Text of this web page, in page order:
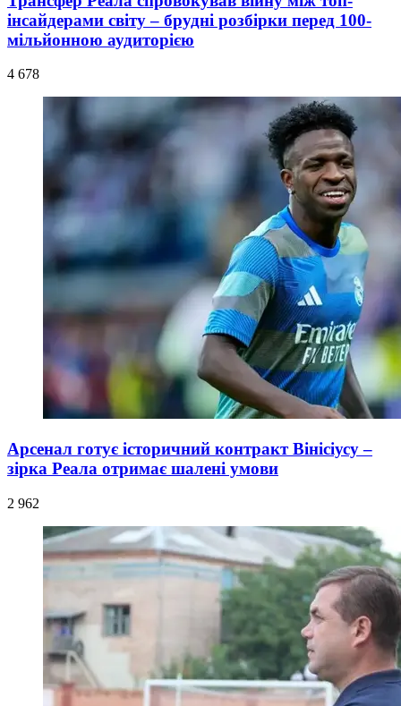
інсайдерами світу – брудні розбірки перед 100-
мільйонною аудиторією
4 678
Арсенал готує історичний контракт Вінісіусу –
зірка Реала отримає шалені умови
2 962